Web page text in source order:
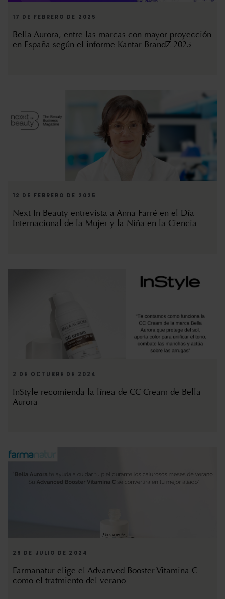
17 DE FEBRERO DE 2025
Bella Aurora, entre las marcas con mayor proyección
en España según el informe Kantar BrandZ 2025
12 DE FEBRERO DE 2025
Next In Beauty entrevista a Anna Farré en el Día
Internacional de la Mujer y la Niña en la Ciencia
2 DE OCTUBRE DE 2024
InStyle recomienda la línea de CC Cream de Bella
Aurora
29 DE JULIO DE 2024
Farmanatur elige el Advanved Booster Vitamina C
como el tratmiento del verano